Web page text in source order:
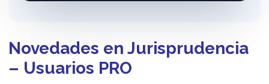
Novedades en Jurisprudencia
– Usuarios PRO